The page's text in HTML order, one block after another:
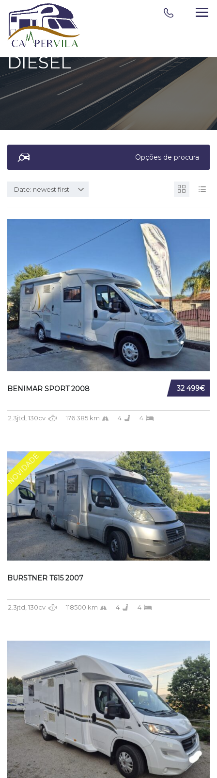
DIESEL
Opções de procura
Date: newest first
32 499€
BENIMAR SPORT 2008
2.3jtd, 130cv 176 385 km 4 4
NOVIDADE
BURSTNER T615 2007
2.3jtd, 130cv 118500 km 4 4